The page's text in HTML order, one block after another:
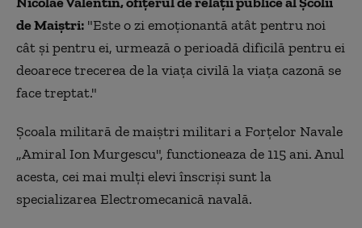
de Maiştri: "Este o zi emoţionantă atât pentru noi
cât şi pentru ei, urmează o perioadă dificilă pentru ei
deoarece trecerea de la viaţa civilă la viaţa cazonă se
face treptat."
Şcoala militară de maiştri militari a Forţelor Navale
„Amiral Ion Murgescu", functioneaza de 115 ani. Anul
acesta, cei mai mulţi elevi înscrişi sunt la
specializarea Electromecanică navală.